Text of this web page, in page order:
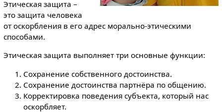
Этическая защита –
это защита человека
от оскорбления в его адрес морально-этическими
способами.
Этическая защита выполняет три основные функции:
Сохранение собственного достоинства.
Сохранение достоинства партнёра по общению.
Корректировка поведения субъекта, который нас
оскорбляет.